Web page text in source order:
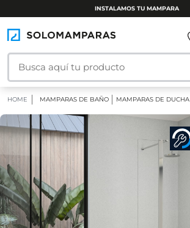
INSTALAMOS TU MAMPARA
HOME MAMPARAS DE BAÑO MAMPARAS DE DUCHA